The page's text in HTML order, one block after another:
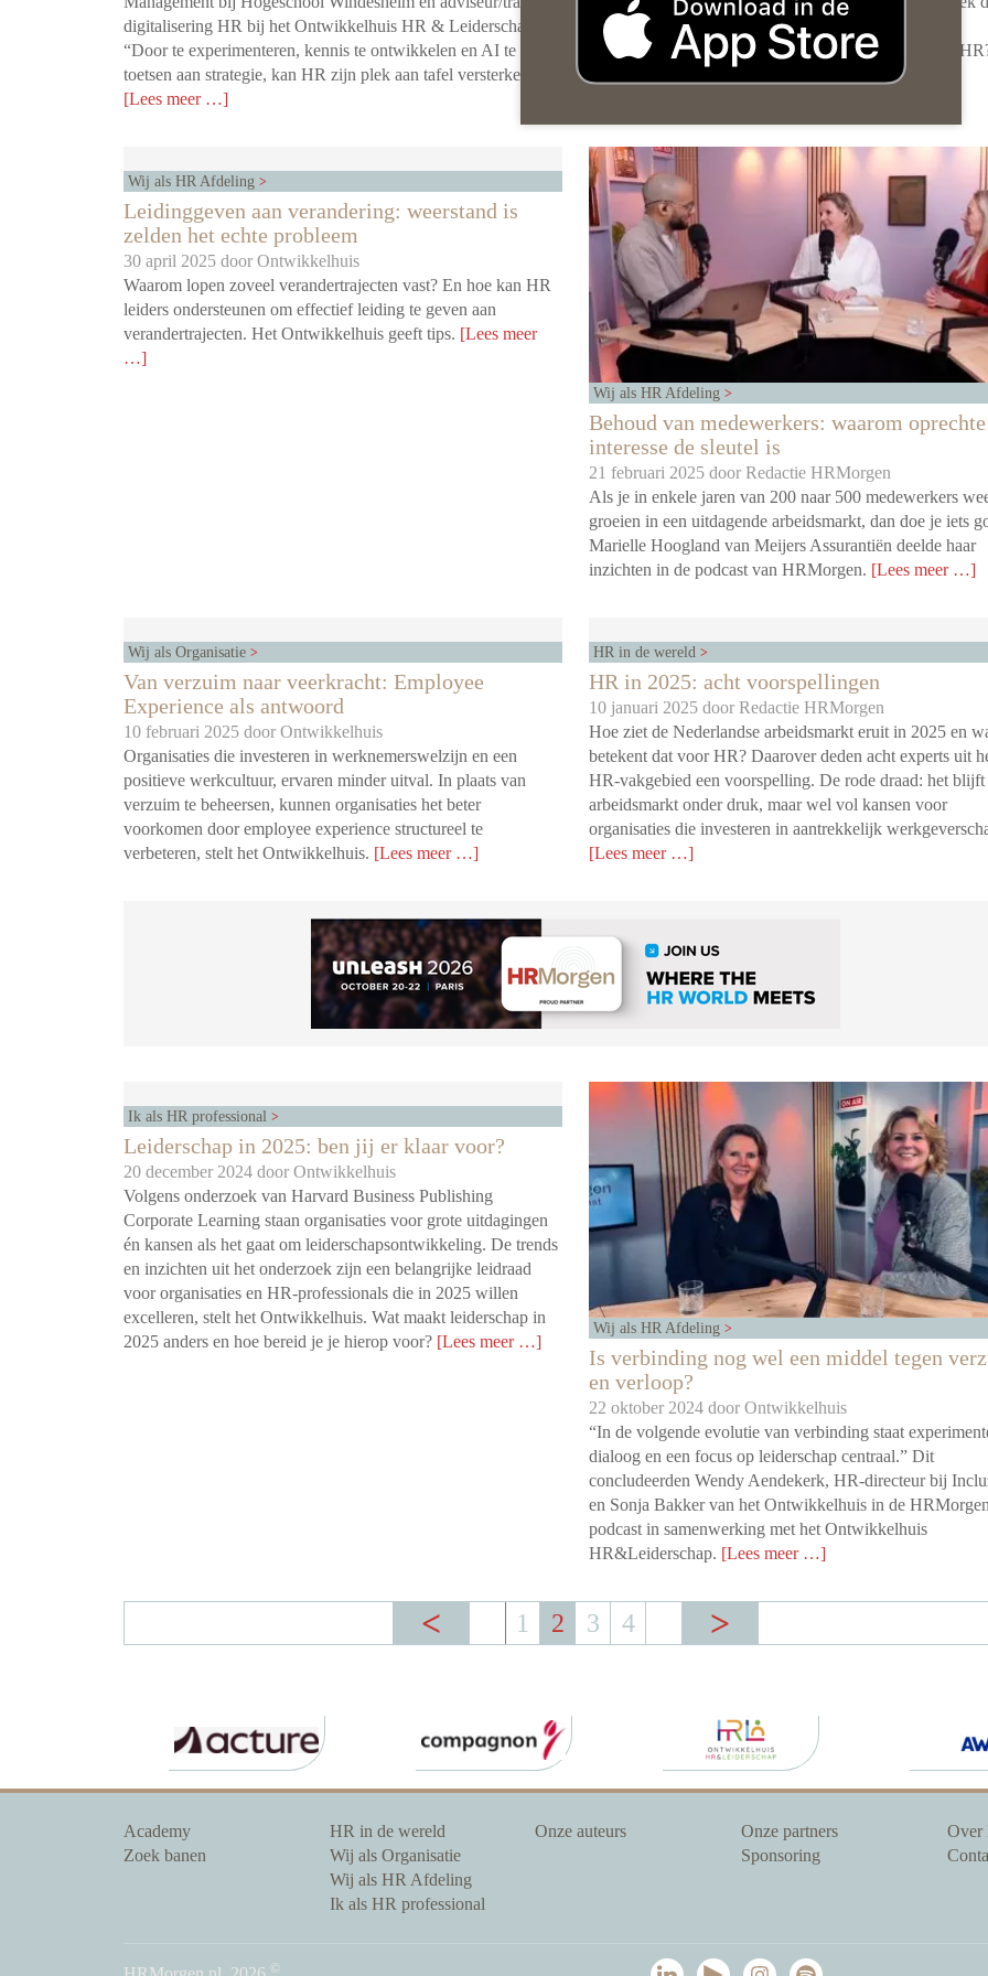
digitalisering HR bij het Ontwikkelhuis HR & Leiderschap:
“Door te experimenteren, kennis te ontwikkelen en AI te
toetsen aan strategie, kan HR zijn plek aan tafel versterken.”
[Lees meer …]
diep doordringt in de organisatie. Wat vraagt dit van
leiderschap – en welke rol is daarbij weggelegd voor
Wij als HR Afdeling
Leidinggeven aan verandering: weerstand is
zelden het echte probleem
30 april 2025 door Ontwikkelhuis
Waarom lopen zoveel verandertrajecten vast? En hoe kan HR
leiders ondersteunen om effectief leiding te geven aan
verandertrajecten. Het Ontwikkelhuis geeft tips. [Lees meer
…]
Wij als HR Afdeling
Behoud van medewerkers: waarom oprechte
interesse de sleutel is
21 februari 2025 door Redactie HRMorgen
Als je in enkele jaren van 200 naar 500 medewerkers
groeien in een uitdagende arbeidsmarkt, dan doe je iets
Marielle Hoogland van Meijers Assurantiën deelde haar
inzichten in de podcast van HRMorgen. [Lees meer …]
Wij als Organisatie
Van verzuim naar veerkracht: Employee
Experience als antwoord
10 februari 2025 door Ontwikkelhuis
Organisaties die investeren in werknemerswelzijn en een
positieve werkcultuur, ervaren minder uitval. In plaats van
verzuim te beheersen, kunnen organisaties het beter
voorkomen door employee experience structureel te
verbeteren, stelt het Ontwikkelhuis. [Lees meer …]
HR in de wereld
HR in 2025: acht voorspellingen
10 januari 2025 door Redactie HRMorgen
Hoe ziet de Nederlandse arbeidsmarkt eruit in 2025 en
betekent dat voor HR? Daarover deden acht experts uit
HR-vakgebied een voorspelling. De rode draad: het blijft
arbeidsmarkt onder druk, maar wel vol kansen voor
organisaties die investeren in aantrekkelijk
[Lees meer …]
Ik als HR professional
Leiderschap in 2025: ben jij er klaar voor?
20 december 2024 door Ontwikkelhuis
Volgens onderzoek van Harvard Business Publishing
Corporate Learning staan organisaties voor grote uitdagingen
én kansen als het gaat om leiderschapsontwikkeling. De trends
en inzichten uit het onderzoek zijn een belangrijke leidraad
voor organisaties en HR-professionals die in 2025 willen
excelleren, stelt het Ontwikkelhuis. Wat maakt leiderschap in
2025 anders en hoe bereid je je hierop voor? [Lees meer …]
Wij als HR Afdeling
Is verbinding nog wel een middel tegen
en verloop?
22 oktober 2024 door Ontwikkelhuis
“In de volgende evolutie van verbinding staat
dialoog en een focus op leiderschap centraal.” Dit
concludeerden Wendy Aendekerk, HR-directeur bij
en Sonja Bakker van het Ontwikkelhuis in de
podcast in samenwerking met het Ontwikkelhuis
HR&Leiderschap. [Lees meer …]
1 2 3 4
Academy
Zoek banen
HR in de wereld
Wij als Organisatie
Wij als HR Afdeling
Ik als HR professional
Onze auteurs
Onze partners
Sponsoring
Over
©